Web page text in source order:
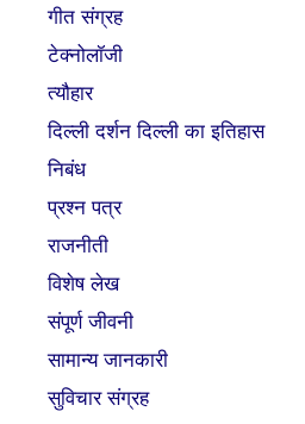
गीत संग्रह
टेक्नोलॉजी
त्यौहार
दिल्ली दर्शन दिल्ली का इतिहास
निबंध
प्रश्न पत्र
राजनीती
विशेष लेख
संपूर्ण जीवनी
सामान्य जानकारी
सुविचार संग्रह